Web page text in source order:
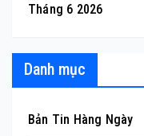
Tháng 6 2026
Danh mục
Bản Tin Hàng Ngày